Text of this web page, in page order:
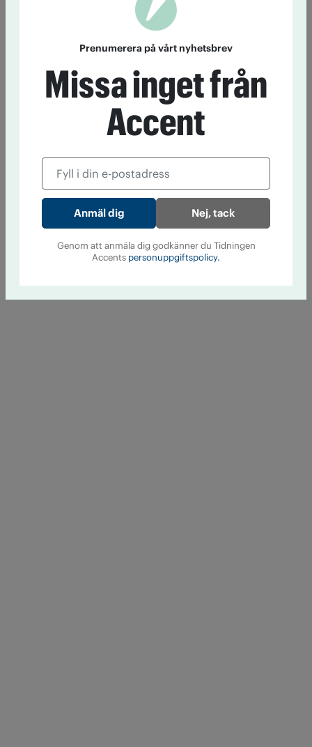
Prenumerera på vårt nyhetsbrev
Missa inget från
Accent
Nej, tack
Genom att anmäla dig godkänner du Tidningen
Accents personuppgiftspolicy.